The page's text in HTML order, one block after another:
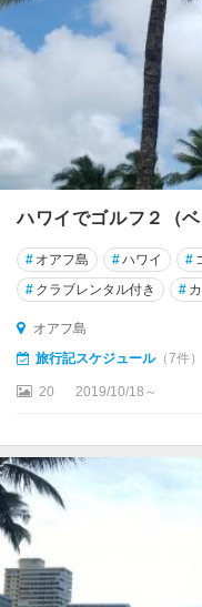
ハワイでゴルフ２（
# オアフ島 #ハワイ #
# クラブレンタル付き #
オアフ島
旅行記スケジュール（7件）
20 2019/10/18～